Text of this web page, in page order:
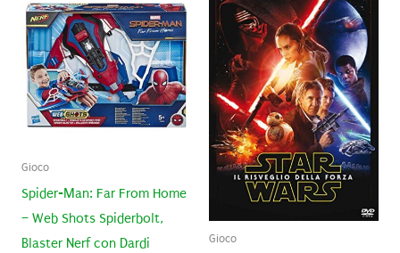
Gioco
Spider-Man: Far From Home
– Web Shots Spiderbolt,
Blaster Nerf con Dardi
Gioco